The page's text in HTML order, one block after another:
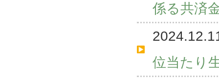
係る共済
位当たり